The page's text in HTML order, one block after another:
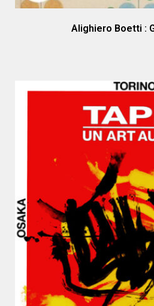
Alighiero Boetti :